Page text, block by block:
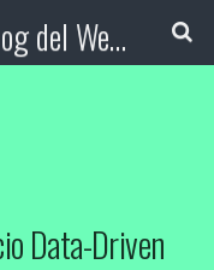
Booking Blog™ - Il blog del Web Marketing Turistico
Data-Driven